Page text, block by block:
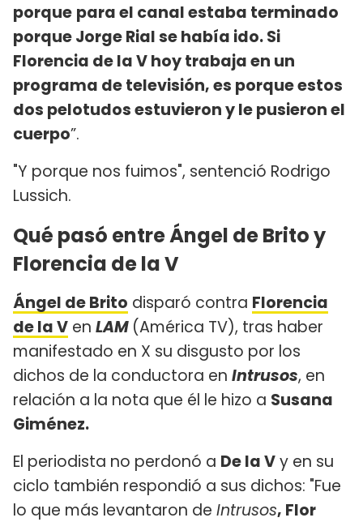
porque para el canal estaba terminado
porque Jorge Rial se había ido. Si
Florencia de la V hoy trabaja en un
programa de televisión, es porque estos
dos pelotudos estuvieron y le pusieron el
cuerpo”.
"Y porque nos fuimos", sentenció Rodrigo
Lussich.
Qué pasó entre Ángel de Brito y
Florencia de la V
Ángel de Brito disparó contra Florencia
de la V en LAM (América TV), tras haber
manifestado en X su disgusto por los
dichos de la conductora en Intrusos, en
relación a la nota que él le hizo a Susana
Giménez.
El periodista no perdonó a De la Vy en su
ciclo también respondió a sus dichos: "Fue
lo que más levantaron de Intrusos, Flor